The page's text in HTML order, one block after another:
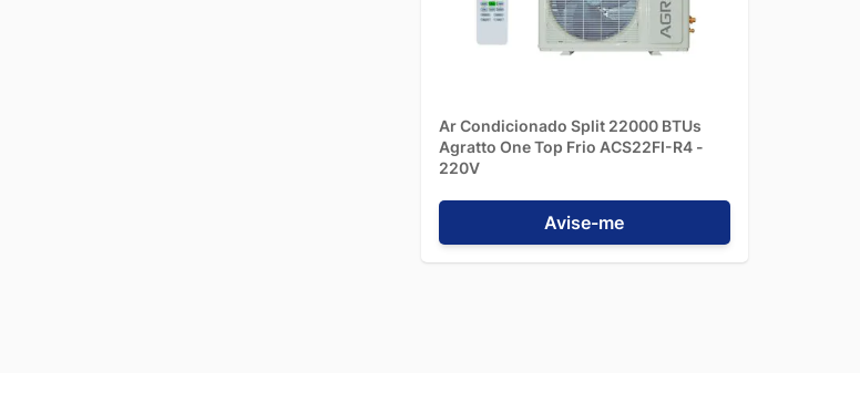
temperatura para o sono), Timer (programação de
velocidades de ventilação, modo Desumidificar e
permitindo controle remoto via aplicativo de smartphone, e
amplos. Se tiver mais perguntas, nossa equipe está à
Ar Condicionado Split 22000 BTUs
Agratto One Top Frio ACS22FI-R4 -
220V
Avise-me